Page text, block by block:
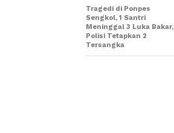
Tragedi di Ponpes
Sengkol, 1 Santri
Meninggal 3 Luka Bakar,
Polisi Tetapkan 2
Tersangka